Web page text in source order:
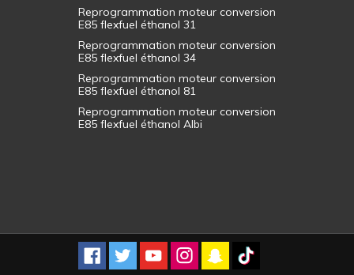
Reprogrammation moteur conversion
E85 flexfuel éthanol 31
Reprogrammation moteur conversion
E85 flexfuel éthanol 34
Reprogrammation moteur conversion
E85 flexfuel éthanol 81
Reprogrammation moteur conversion
E85 flexfuel éthanol Albi